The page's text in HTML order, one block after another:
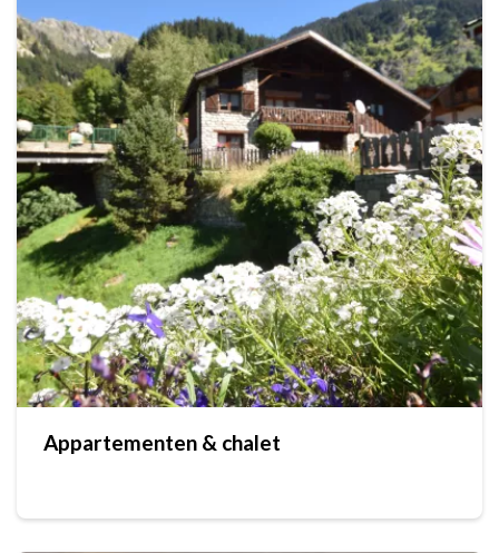
Appartementen & chalet